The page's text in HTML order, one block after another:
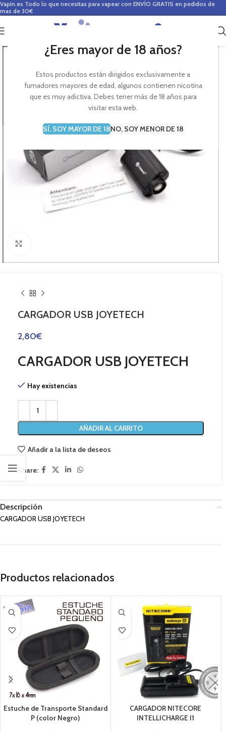
¿Eres mayor de 18 años?
Estos productos están dirigidos exclusivamente a
fumadores mayores de edad, algunos contienen nicotina
que es muy adictiva. Debes tener más de 18 años para
visitar esta web.
SÍ, SOY MAYOR DE 18NO, SOY MENOR DE 18
Vapin.es Todo lo que necesitas para vapear con ENVÍO GRATIS en pedidos de
mas de 30€
0
CARGADOR USB JOYETECH
2,80€
CARGADOR USB JOYETECH
Hay existencias
AÑADIR AL CARRITO
Añadir a la lista de deseos
Share:
Descripción
CARGADOR USB JOYETECH
Productos relacionados
Estuche de Transporte Standard
P (color Negro)
CARGADOR NITECORE
INTELLICHARGE I1